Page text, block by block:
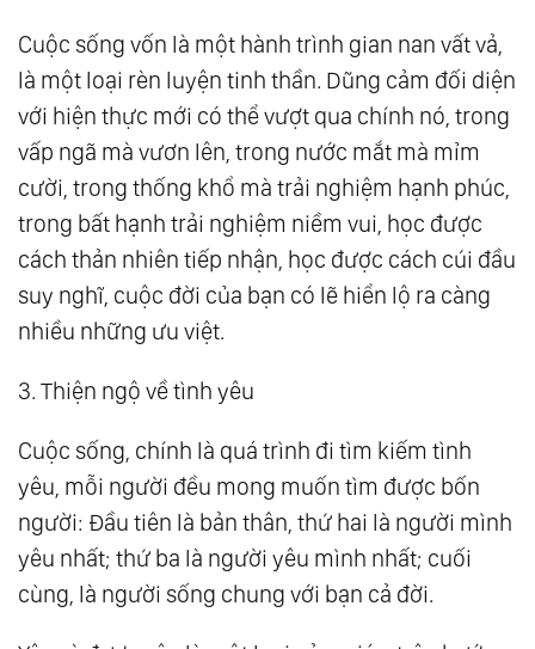
Cuộc sống vốn là một hành trình gian nan vất vả,
là một loại rèn luyện tinh thần. Dũng cảm đối diện
với hiện thực mới có thể vượt qua chính nó, trong
vấp ngã mà vươn lên, trong nước mắt mà mỉm
cười, trong thống khổ mà trải nghiệm hạnh phúc,
trong bất hạnh trải nghiệm niềm vui, học được
cách thản nhiên tiếp nhận, học được cách cúi đầu
suy nghĩ, cuộc đời của bạn có lẽ hiển lộ ra càng
nhiều những ưu việt.
3. Thiện ngộ về tình yêu
Cuộc sống, chính là quá trình đi tìm kiếm tình
yêu, mỗi người đều mong muốn tìm được bốn
người: Đầu tiên là bản thân, thứ hai là người mình
yêu nhất; thứ ba là người yêu mình nhất; cuối
cùng, là người sống chung với bạn cả đời.